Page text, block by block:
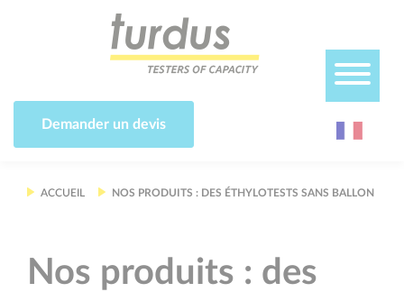
Demander un devis
ACCUEIL NOS PRODUITS : DES ÉTHYLOTESTS SANS BALLON
Nos produits : des